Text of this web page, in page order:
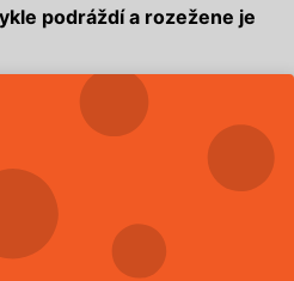
podráždí a rozežene je
nové útočiště a rozšíří
dokonce i do
proti štěnicím,
v lékárně či v